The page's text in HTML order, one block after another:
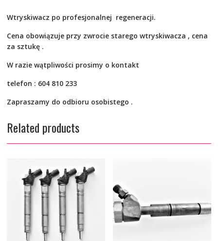
Wtryskiwacz po profesjonalnej regeneracji.
Cena obowiązuje przy zwrocie starego wtryskiwacza , cena
za sztukę .
W razie wątpliwości prosimy o kontakt
telefon : 604 810 233
Zapraszamy do odbioru osobistego .
Related products